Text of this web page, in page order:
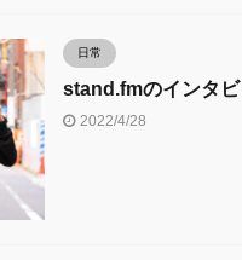
日常
stand.fmのインタビ
2022/4/28